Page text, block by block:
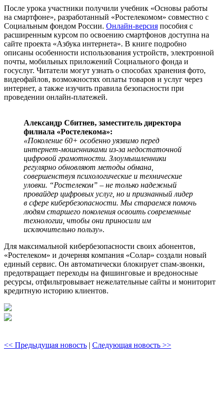
После урока участники получили учебник «Основы работы
на смартфоне», разработанный «Ростелекомом» совместно с
Социальным фондом России. Онлайн-версия пособия с
расширенным курсом по освоению смартфонов доступна на
сайте проекта «Азбука интернета». В книге подробно
описаны особенности использования устройств, электронной
почты, мобильных приложений Социального фонда и
госуслуг. Читатели могут узнать о способах хранения фото,
видеофайлов, возможностях оплаты товаров и услуг через
интернет, а также изучить правила безопасности при
проведении онлайн-платежей.
Александр Сбитнев, заместитель директора
филиала «Ростелекома»:
«Поколение 60+ особенно уязвимо перед
интернет-мошенниками из-за недостаточной
цифровой грамотности. Злоумышленники
регулярно обновляют методы обмана,
совершенствуя психологические и технические
уловки. “Ростелеком” – не только надежный
провайдер цифровых услуг, но и признанный лидер
в сфере кибербезопасности. Мы стараемся помочь
людям старшего поколения освоить современные
технологии, чтобы они приносили им
исключительно пользу».
Для максимальной кибербезопасности своих абонентов,
«Ростелеком» и дочерняя компания «Солар» создали новый
единый сервис. Он автоматически блокирует спам-звонки,
предотвращает переходы на фишинговые и вредоносные
ресурсы, отфильтровывает нежелательные сайты и мониторит
кредитную историю клиентов.
<< Предыдущая новость | Следующая новость >>